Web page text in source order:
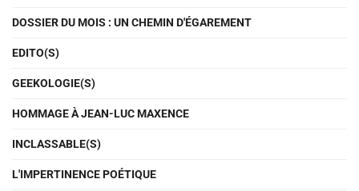
DOSSIER DU MOIS : UN CHEMIN D'ÉGAREMENT
EDITO(S)
GEEKOLOGIE(S)
HOMMAGE À JEAN-LUC MAXENCE
INCLASSABLE(S)
L'IMPERTINENCE POÉTIQUE